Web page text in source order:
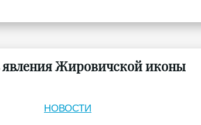
явления Жировичской иконы
НОВОСТИ